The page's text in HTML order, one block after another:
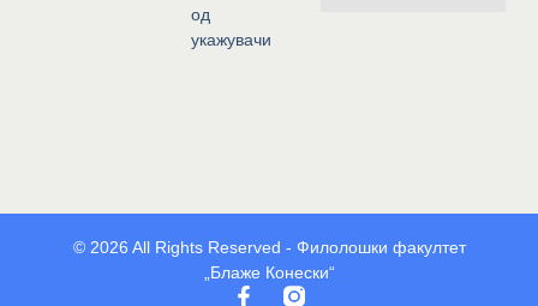
од
укажувачи
© 2026 All Rights Reserved - Филолошки факултет
„Блаже Конески“